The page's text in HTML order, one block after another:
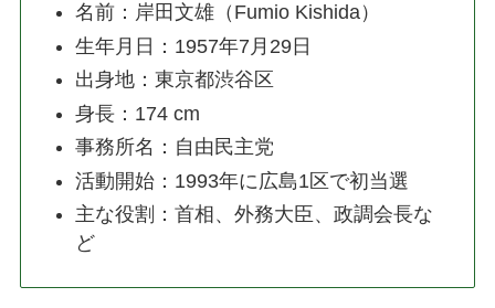
名前：岸田文雄（Fumio Kishida）
生年月日：1957年7月29日
出身地：東京都渋谷区
身長：174 cm
事務所名：自由民主党
活動開始：1993年に広島1区で初当選
主な役割：首相、外務大臣、政調会長な
ど